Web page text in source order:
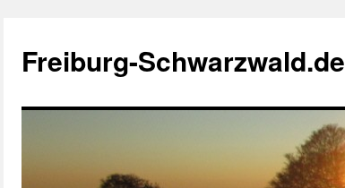
springen
Freiburg-Schwarzwald.de